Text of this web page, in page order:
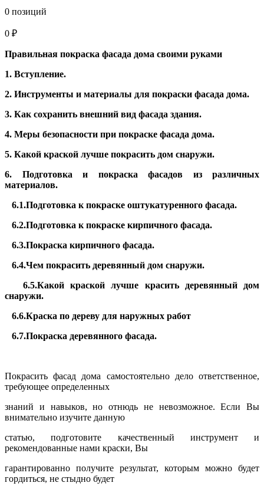
0 позиций
0 ₽
Правильная покраска фасада дома своими руками
1. Вступление.
2. Инструменты и материалы для покраски фасада дома.
3. Как сохранить внешний вид фасада здания.
4. Меры безопасности при покраске фасада дома.
5. Какой краской лучше покрасить дом снаружи.
6. Подготовка и покраска фасадов из различных
материалов.
6.1.Подготовка к покраске оштукатуренного фасада.
6.2.Подготовка к покраске кирпичного фасада.
6.3.Покраска кирпичного фасада.
6.4.Чем покрасить деревянный дом снаружи.
6.5.Какой краской лучше красить деревянный дом
снаружи.
6.6.Краска по дереву для наружных работ
6.7.Покраска деревянного фасада.
Покрасить фасад дома самостоятельно дело ответственное,
требующее определенных
знаний и навыков, но отнюдь не невозможное. Если Вы
внимательно изучите данную
статью, подготовите качественный инструмент и
рекомендованные нами краски, Вы
гарантированно получите результат, которым можно будет
гордиться, не стыдно будет